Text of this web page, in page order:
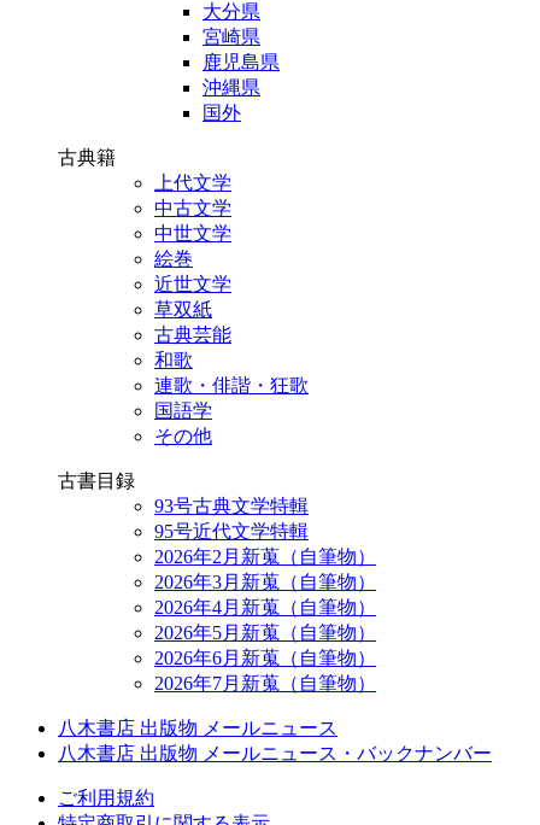
大分県
宮崎県
鹿児島県
沖縄県
国外
古典籍
上代文学
中古文学
中世文学
絵巻
近世文学
草双紙
古典芸能
和歌
連歌・俳諧・狂歌
国語学
その他
古書目録
93号古典文学特輯
95号近代文学特輯
2026年2月新蒐（自筆物）
2026年3月新蒐（自筆物）
2026年4月新蒐（自筆物）
2026年5月新蒐（自筆物）
2026年6月新蒐（自筆物）
2026年7月新蒐（自筆物）
八木書店 出版物 メールニュース
八木書店 出版物 メールニュース・バックナンバー
ご利用規約